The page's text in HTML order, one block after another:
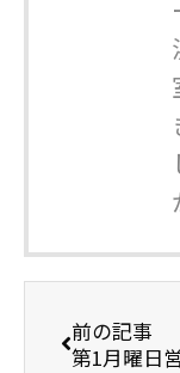
前の記事
第1月曜日